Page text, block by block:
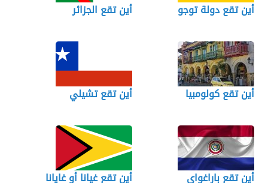
أين تقع دولة توجو أين تقع الجزائر
أين تقع كولومبيا أين تقع تشيلي
أين تقع باراغواي أين تقع غيانا أو غايانا